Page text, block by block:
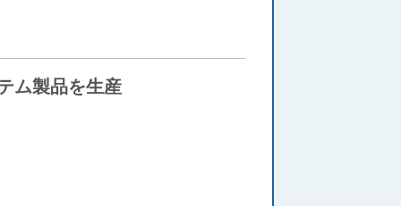
ム製品を生産